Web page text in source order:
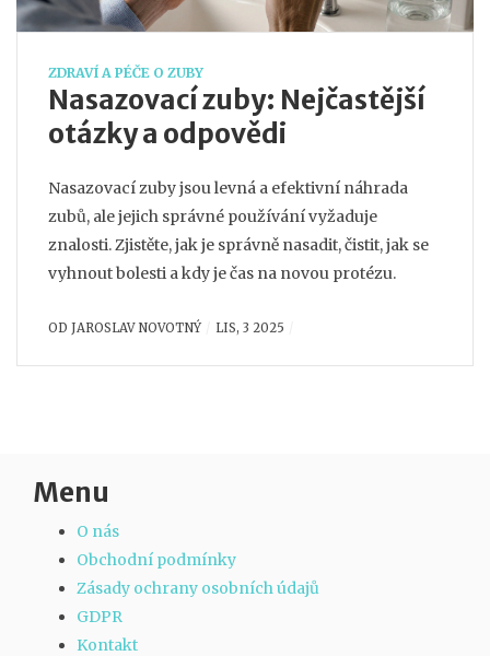
ZDRAVÍ A PÉČE O ZUBY
Nasazovací zuby: Nejčastější
otázky a odpovědi
Nasazovací zuby jsou levná a efektivní náhrada
zubů, ale jejich správné používání vyžaduje
znalosti. Zjistěte, jak je správně nasadit, čistit, jak se
vyhnout bolesti a kdy je čas na novou protézu.
OD JAROSLAV NOVOTNÝ LIS, 3 2025
Menu
O nás
Obchodní podmínky
Zásady ochrany osobních údajů
GDPR
Kontakt